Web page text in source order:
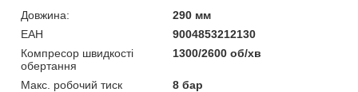
Довжина:
290 мм
ЕАН
9004853212130
Компресор швидкості
обертання
1300/2600 об/хв
Макс. робочий тиск
8 бар